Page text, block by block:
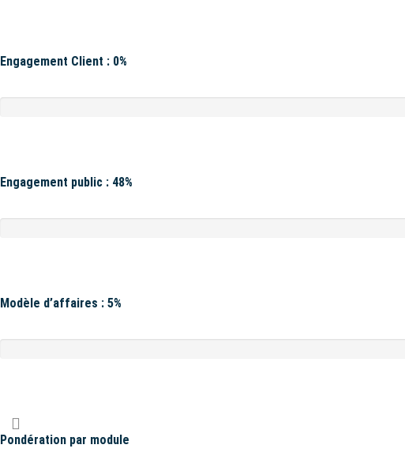
Engagement Client : 0%
Engagement public : 48%
Modèle d’affaires : 5%
Pondération par module